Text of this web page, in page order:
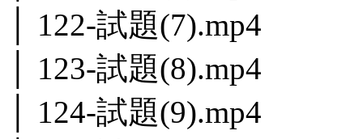
│ 122-試題(7).mp4
│ 123-試題(8).mp4
│ 124-試題(9).mp4